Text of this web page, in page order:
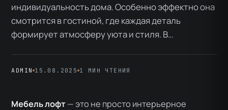
индивидуальность дома. Особенно эффектно она
смотрится в гостиной, где каждая деталь
формирует атмосферу уюта и стиля. В…
ADMIN 15.08.2025 1 МИН ЧТЕНИЯ
Мебель лофт— это не просто интерьерное